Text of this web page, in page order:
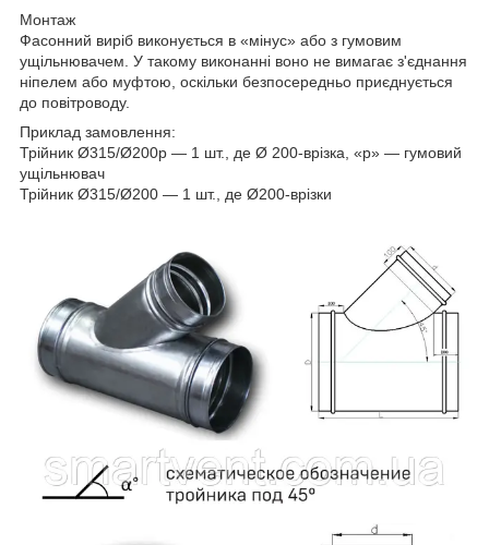
Монтаж
Фасонний виріб виконується в «мінус» або з гумовим
ущільнювачем. У такому виконанні воно не вимагає з'єднання
ніпелем або муфтою, оскільки безпосередньо приєднується
до повітроводу.
Приклад замовлення:
Трійник Ø315/Ø200р — 1 шт., де Ø 200-врізка, «р» — гумовий
ущільнювач
Трійник Ø315/Ø200 — 1 шт., де Ø200-врізки